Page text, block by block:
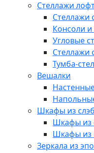
Стеллажи
Стеллажи
Консоли и
Угловые
Стеллажи
Тумба-
Вешалки
Шкафы из
Шкафы из
Шкафы из
Зеркала из